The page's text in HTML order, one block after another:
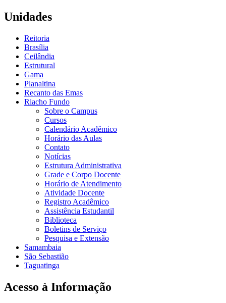
Unidades
Reitoria
Brasília
Ceilândia
Estrutural
Gama
Planaltina
Recanto das Emas
Riacho Fundo
Sobre o Campus
Cursos
Calendário Acadêmico
Horário das Aulas
Contato
Notícias
Estrutura Administrativa
Grade e Corpo Docente
Horário de Atendimento
Atividade Docente
Registro Acadêmico
Assistência Estudantil
Biblioteca
Boletins de Serviço
Pesquisa e Extensão
Samambaia
São Sebastião
Taguatinga
Acesso à Informação